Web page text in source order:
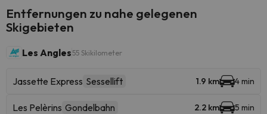
Entfernungen zu nahe gelegenen
Skigebieten
Les Angles 55 Skikilometer
Jassette Express Sessellift 1.9 km 4 min
Les Pelèrins Gondelbahn 2.2 km 5 min